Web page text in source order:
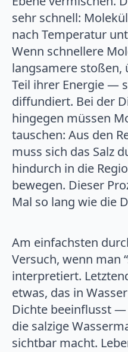
sehr schnell:
nach Temperatur
Wenn schnellere
langsamere stoßen,
Teil ihrer Energie —
diffundiert. Bei der
hingegen müssen
tauschen: Aus den
muss sich das Salz
hindurch in die
bewegen. Dieser
Mal so lang wie die
Am einfachsten
Versuch, wenn man
interpretiert.
etwas, das in
Dichte beeinflusst —
die salzige
sichtbar macht.